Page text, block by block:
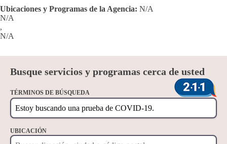
Ubicaciones y Programas de la Agencia: N/A
N/A
,
N/A
Busque servicios y programas cerca de usted
TÉRMINOS DE BÚSQUEDA
UBICACIÓN